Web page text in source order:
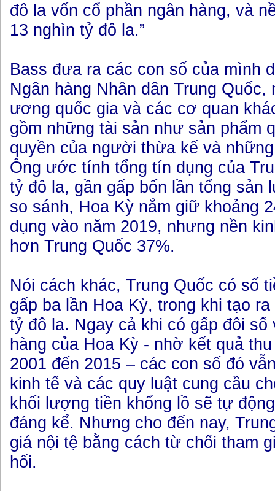
đô la vốn cổ phần ngân hàng, và
13 nghìn tỷ đô la.”
Bass đưa ra các con số của mình
Ngân hàng Nhân dân Trung Quốc,
ương quốc gia và các cơ quan
gồm những tài sản như sản phẩm
quyền của người thừa kế và
Ông ước tính tổng tín dụng của
tỷ đô la, gần gấp bốn lần tổng sản
so sánh, Hoa Kỳ nắm giữ khoảng
dụng vào năm 2019, nhưng nền
hơn Trung Quốc 37%.
Nói cách khác, Trung Quốc có số
gấp ba lần Hoa Kỳ, trong khi tạo
tỷ đô la. Ngay cả khi có gấp đôi số
hàng của Hoa Kỳ - nhờ kết quả
2001 đến 2015 – các con số đó
kinh tế và các quy luật cung cầu
khối lượng tiền khổng lồ sẽ tự
đáng kể. Nhưng cho đến nay,
giá nội tệ bằng cách từ chối tham
hối.